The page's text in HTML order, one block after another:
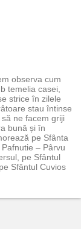
observa cum
temelia casei,
strice în zilele
stau întinse
ne facem griji
bună și în
pe Sfânta
– Pârvu
pe Sfântul
Sfântul Cuvios